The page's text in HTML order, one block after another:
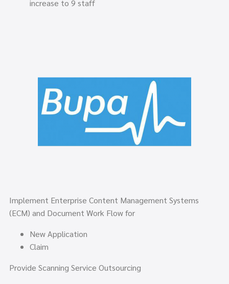
increase to 9 staff
Implement Enterprise Content Management Systems
(ECM) and Document Work Flow for
New Application
Claim
Provide Scanning Service Outsourcing